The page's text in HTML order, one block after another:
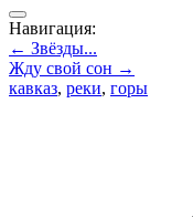
Навигация:
← Звёзды...
Жду свой сон →
кавказ, реки, горы